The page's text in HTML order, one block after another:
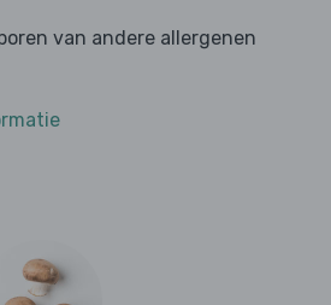
van andere allergenen